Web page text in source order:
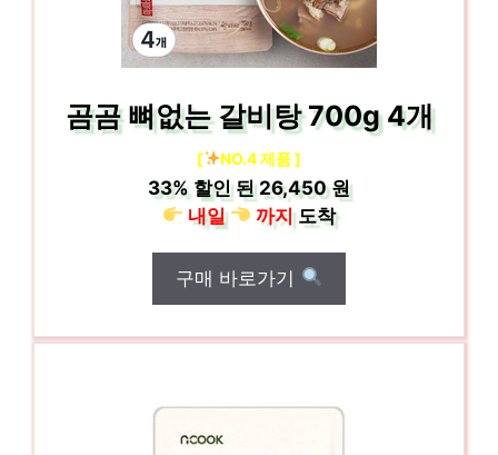
곰곰 뼈없는 갈비탕 700g 4개
[ NO.4 제품 ]
33% 할인 된26,450 원
내일
까지도착
구매 바로가기